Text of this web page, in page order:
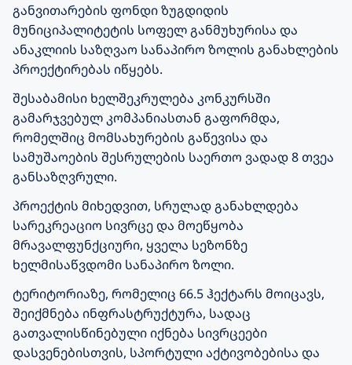
განვითარების ფონდი ზუგდიდის
მუნიციპალიტეტის სოფელ განმუხურისა და
ანაკლიის საზღვაო სანაპირო ზოლის განახლების
პროექტირებას იწყებს.
შესაბამისი ხელშეკრულება კონკურსში
გამარჯვებულ კომპანიასთან გაფორმდა,
რომელშიც მომსახურების გაწევისა და
სამუშაოების შესრულების საერთო ვადად 8 თვეა
განსაზღვრული.
პროექტის მიხედვით, სრულად განახლდება
სარეკრეაციო სივრცე და მოეწყობა
მრავალფუნქციური, ყველა სეზონზე
ხელმისაწვდომი სანაპირო ზოლი.
ტერიტორიაზე, რომელიც 66.5 ჰექტარს მოიცავს,
შეიქმნება ინფრასტრუქტურა, სადაც
გათვალისწინებული იქნება სივრცეები
დასვენებისთვის, სპორტული აქტივობებისა და